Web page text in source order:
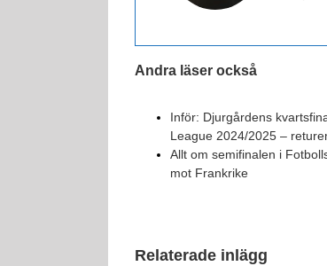
Andra läser också
Inför: Djurgårdens
League 2024/2025 –
Allt om semifinalen i
mot Frankrike
Relaterade inlägg